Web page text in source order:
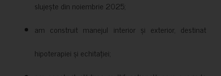
slujește din noiembrie 2025;
am construit manejul interior și exterior, destinat
hipoterapiei și echitației;